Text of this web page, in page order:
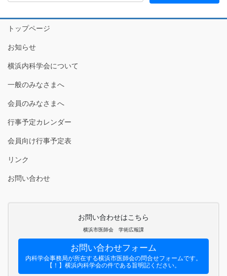
トップページ
お知らせ
横浜内科学会について
一般のみなさまへ
会員のみなさまへ
行事予定カレンダー
会員向け行事予定表
リンク
お問い合わせ
お問い合わせはこちら
横浜市医師会 学術広報課
お問い合わせフォーム
内科学会事務局が所在する横浜市医師会の問合せフォームです。
【！】横浜内科学会の件である旨明記ください。